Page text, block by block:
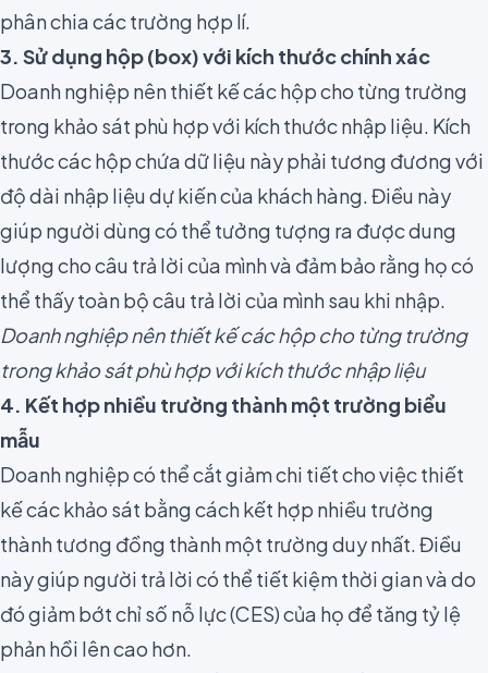
phân chia các trường hợp lí.
3. Sử dụng hộp (box) với kích thước chính xác
Doanh nghiệp nên thiết kế các hộp cho từng trường
trong khảo sát phù hợp với kích thước nhập liệu. Kích
thước các hộp chứa dữ liệu này phải tương đương với
độ dài nhập liệu dự kiến của khách hàng. Điều này
giúp người dùng có thể tưởng tượng ra được dung
lượng cho câu trả lời của mình và đảm bảo rằng họ có
thể thấy toàn bộ câu trả lời của mình sau khi nhập.
Doanh nghiệp nên thiết kế các hộp cho từng trường
trong khảo sát phù hợp với kích thước nhập liệu
4. Kết hợp nhiều trường thành một trường biểu
mẫu
Doanh nghiệp có thể cắt giảm chi tiết cho việc thiết
kế các khảo sát bằng cách kết hợp nhiều trường
thành tương đồng thành một trường duy nhất. Điều
này giúp người trả lời có thể tiết kiệm thời gian và do
đó giảm bớt chỉ số nỗ lực (CES) của họ để tăng tỷ lệ
phản hồi lên cao hơn.